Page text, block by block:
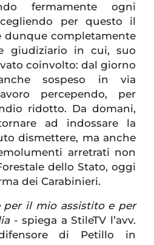
fermamente ogni
per questo il
dunque completamente
giudiziario in cui, suo
coinvolto: dal giorno
sospeso in via
percependo, per
ridotto. Da domani,
ad indossare la
dismettere, ma anche
arretrati non
dello Stato, oggi
dei Carabinieri.
per il mio assistito e per
- spiega a StileTV l’avv.
di Petillo in